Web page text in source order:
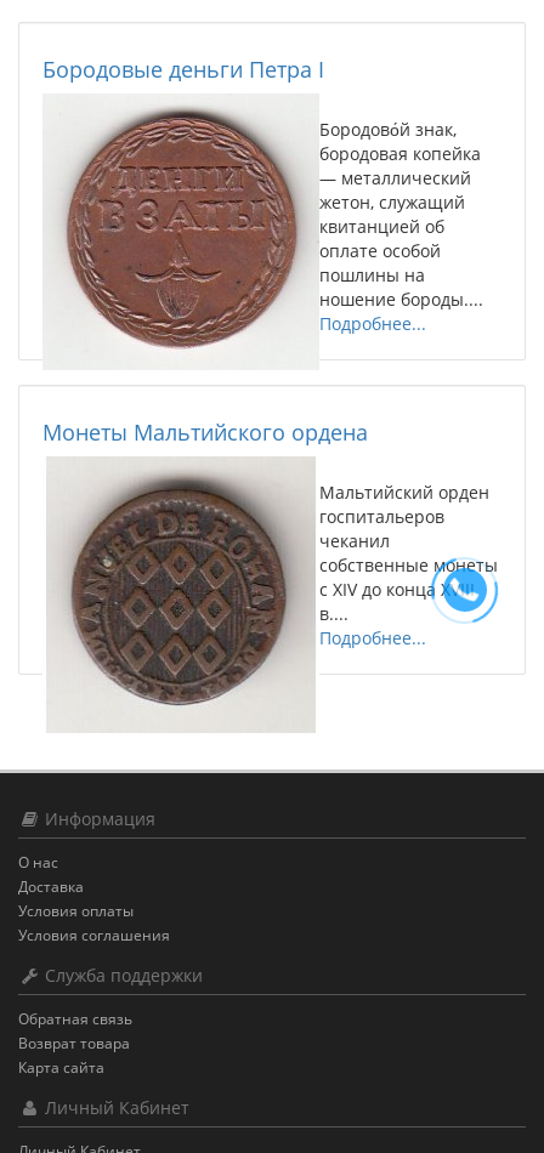
Бородовые деньги Петра I
Бородово́й знак,
бородовая копейка
— металлический
жетон, служащий
квитанцией об
оплате особой
пошлины на
ношение бороды....
Подробнее...
Монеты Мальтийского ордена
Мальтийский орден
госпитальеров
чеканил
собственные монеты
с XIV до конца XVIII
в....
Подробнее...
Информация
О нас
Доставка
Условия оплаты
Условия соглашения
Служба поддержки
Обратная связь
Возврат товара
Карта сайта
Личный Кабинет